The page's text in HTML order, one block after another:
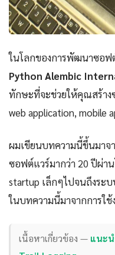
ในโลกของการพัฒนาซอฟ
Python Alembic
ทักษะที่จะช่วยให้คุณสร้า
web application, mobile
ผมเขียนบทความนี้ขึ้นมา
ซอฟต์แวร์มากว่า 20 ปีผ่า
startup เล็กๆไปจนถึงระ
ในบทความนี้มาจากการใ
เนื้อหาเกี่ยวข้อง — แนะน